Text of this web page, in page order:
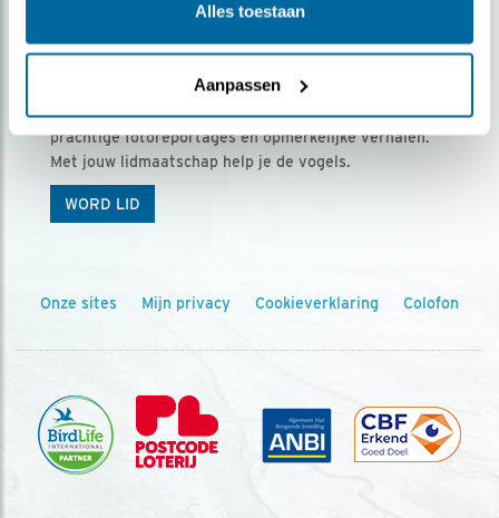
Alles toestaan
Aanpassen
Ontvang 5 x Vogels voor € 36,00 per jaar
Vogels is het tijdschrift voor onze leden, met
prachtige fotoreportages en opmerkelijke verhalen.
Met jouw lidmaatschap help je de vogels.
WORD LID
Onze sites Mijn privacy Cookieverklaring Colofon